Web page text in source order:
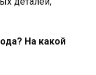
На какой